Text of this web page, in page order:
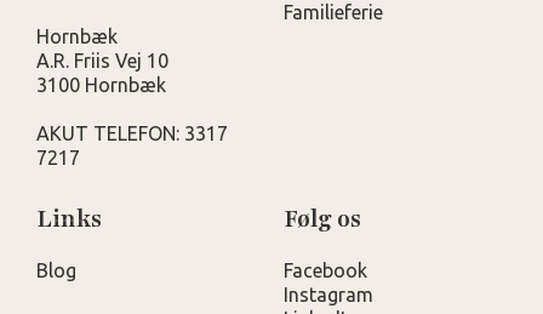
Hornbæk
A.R. Friis Vej 10
3100 Hornbæk
AKUT TELEFON: 3317
7217
Familieferie
Links
Blog
Følg os
Facebook
Instagram